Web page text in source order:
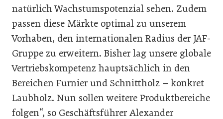
natürlich Wachstumspotenzial sehen. Zudem
passen diese Märkte optimal zu unserem
Vorhaben, den internationalen Radius der JAF-
Gruppe zu erweitern. Bisher lag unsere globale
Vertriebskompetenz hauptsächlich in den
Bereichen Furnier und Schnittholz – konkret
Laubholz. Nun sollen weitere Produktbereiche
folgen“, so Geschäftsführer Alexander